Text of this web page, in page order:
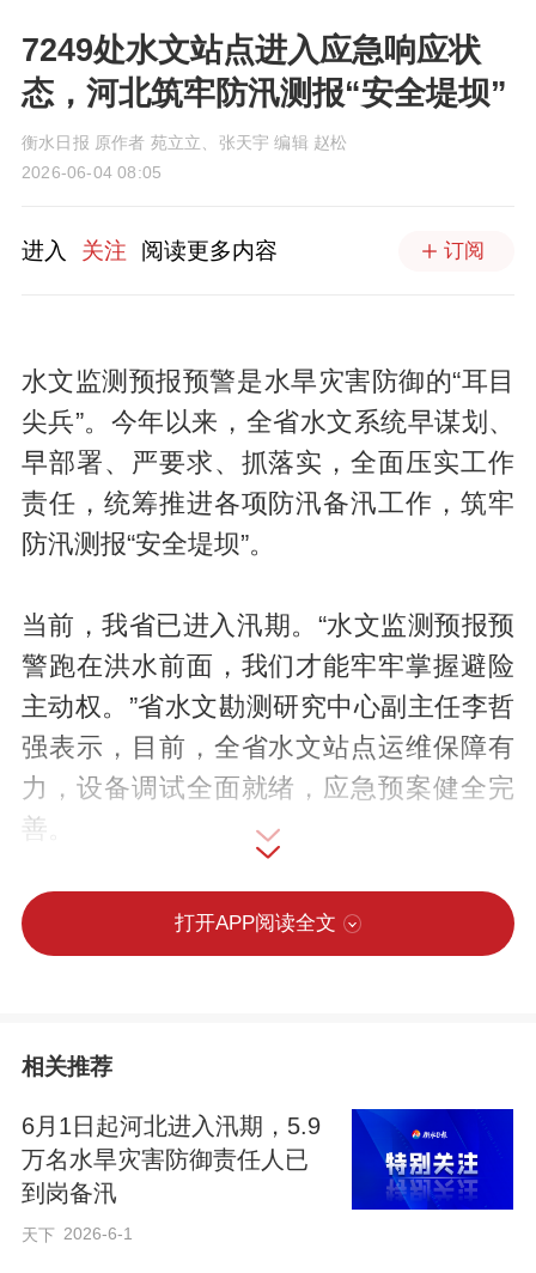
7249处水文站点进入应急响应状
态，河北筑牢防汛测报“安全堤坝”
衡水日报 原作者 苑立立、张天宇 编辑 赵松
2026-06-04 08:05
进入 关注 阅读更多内容 订阅
水文监测预报预警是水旱灾害防御的“耳目
尖兵”。今年以来，全省水文系统早谋划、
早部署、严要求、抓落实，全面压实工作
责任，统筹推进各项防汛备汛工作，筑牢
防汛测报“安全堤坝”。
当前，我省已进入汛期。“水文监测预报预
警跑在洪水前面，我们才能牢牢掌握避险
主动权。”省水文勘测研究中心副主任李哲
强表示，目前，全省水文站点运维保障有
力，设备调试全面就绪，应急预案健全完
善。
6月1日，在省水文勘测研究中心水情预报
中心大屏上，测雨雷达、自动雨量计等设
入应急响应状态。
防汛的关键在“预”。我省水文部门持续完善
3天预报、3天预测、3天展望“三个3天”洪
水预报模式，持续夯实测报基础，为防汛
打开APP阅读全文
相关推荐
6月1日起河北进入汛期，5.9
万名水旱灾害防御责任人已
到岗备汛
天下 2026-6-1